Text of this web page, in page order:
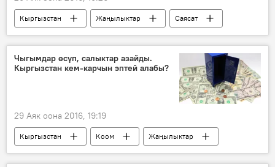
Кыргызстан Жаңылыктар
Саясат
Кадыржан Батыров
ЕККУ
ЕККУнун жыйынында сөз сүйлөгөн Кадыржан Батыровго КР нааразы болду
Чыгымдар өсүп, салыктар азайды.
Кыргызстан кем-карчын эптей алабы?
29 Аяк оона 2016, 19:19
Кыргызстан Коом
Жаңылыктар
Экономика
Мамлекеттик салык кызматы